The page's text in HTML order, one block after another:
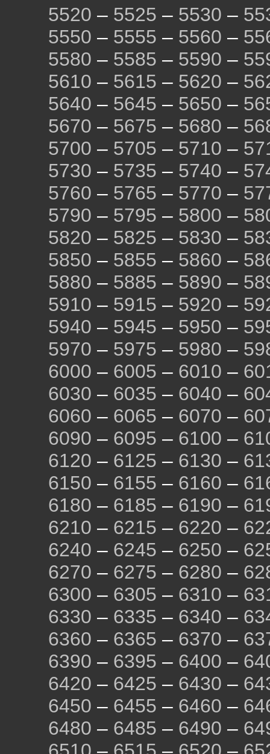
5520 – 5525 – 5530 –
5550 – 5555 – 5560 –
5580 – 5585 – 5590 –
5610 – 5615 – 5620 –
5640 – 5645 – 5650 –
5670 – 5675 – 5680 –
5700 – 5705 – 5710 –
5730 – 5735 – 5740 –
5760 – 5765 – 5770 –
5790 – 5795 – 5800 –
5820 – 5825 – 5830 –
5850 – 5855 – 5860 –
5880 – 5885 – 5890 –
5910 – 5915 – 5920 –
5940 – 5945 – 5950 –
5970 – 5975 – 5980 –
6000 – 6005 – 6010 –
6030 – 6035 – 6040 –
6060 – 6065 – 6070 –
6090 – 6095 – 6100 –
6120 – 6125 – 6130 –
6150 – 6155 – 6160 –
6180 – 6185 – 6190 –
6210 – 6215 – 6220 –
6240 – 6245 – 6250 –
6270 – 6275 – 6280 –
6300 – 6305 – 6310 –
6330 – 6335 – 6340 –
6360 – 6365 – 6370 –
6390 – 6395 – 6400 –
6420 – 6425 – 6430 –
6450 – 6455 – 6460 –
6480 – 6485 – 6490 –